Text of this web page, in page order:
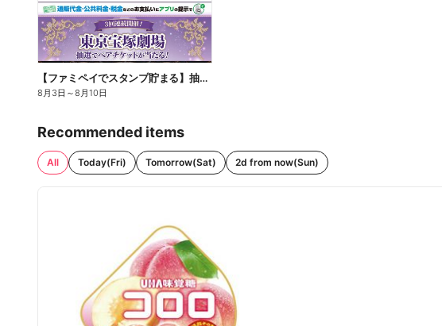
【ファミペイでスタンプ貯まる】抽選でペアチケットが当たる!
8月3日 ～8月10日
Recommended items
All Today(Fri) Tomorrow(Sat) 2d from now(Sun)